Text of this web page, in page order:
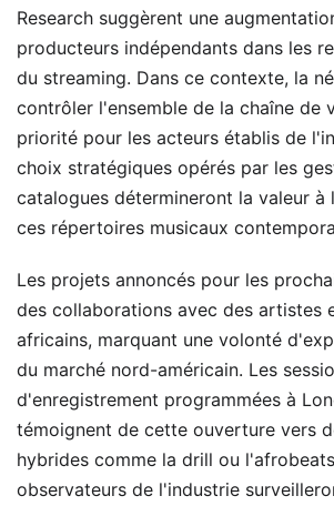
Research suggèrent une
producteurs indépendants dans les
du streaming. Dans ce contexte, la
contrôler l'ensemble de la chaîne de
priorité pour les acteurs établis de
choix stratégiques opérés par les
catalogues détermineront la valeur à
ces répertoires musicaux
Les projets annoncés pour les
des collaborations avec des artistes
africains, marquant une volonté
du marché nord-américain. Les
d'enregistrement programmées à
témoignent de cette ouverture vers
hybrides comme la drill ou
observateurs de l'industrie